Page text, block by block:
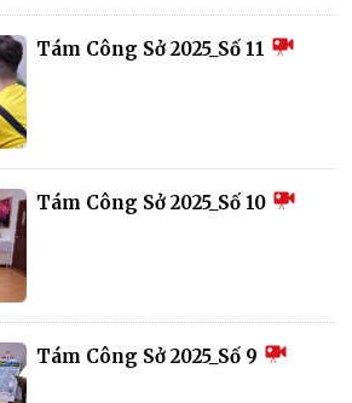
Tám Công Sở 2025_Số 11
Tám Công Sở 2025_Số 10
Tám Công Sở 2025_Số 9